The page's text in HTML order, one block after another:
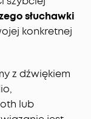
słuchawki
konkretnej
z dźwiękiem
lub